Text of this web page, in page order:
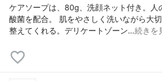
ケアソープは、80g、洗顔ネット付き。人
酸菌を配合。 肌をやさしく洗いながら大
整えてくれる。デリケートゾーン…続きを